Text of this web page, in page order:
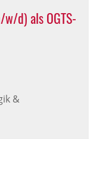
d) als OGTS-
&